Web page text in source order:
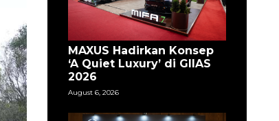
MAXUS Hadirkan Konsep
‘A Quiet Luxury’ di GIIAS
2026
August 6, 2026